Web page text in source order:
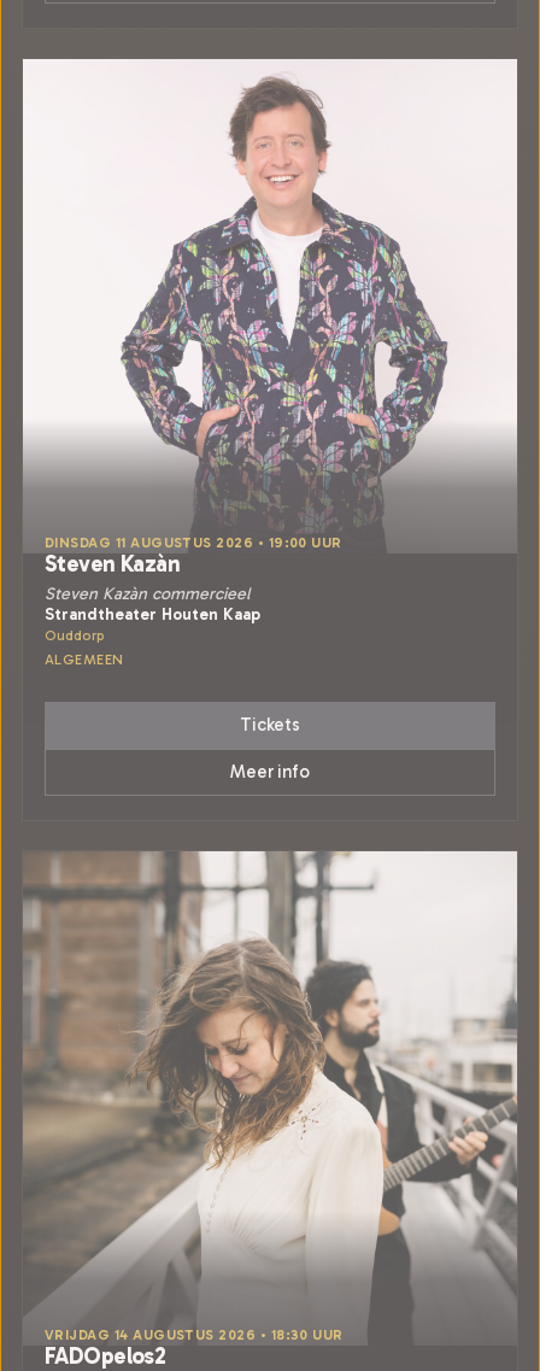
DINSDAG 11 AUGUSTUS 2026 • 19:00 UUR
Steven Kazàn
Steven Kazàn commercieel
Strandtheater Houten Kaap
Ouddorp
ALGEMEEN
Tickets
Meer info
VRIJDAG 14 AUGUSTUS 2026 • 18:30 UUR
FADOpelos2